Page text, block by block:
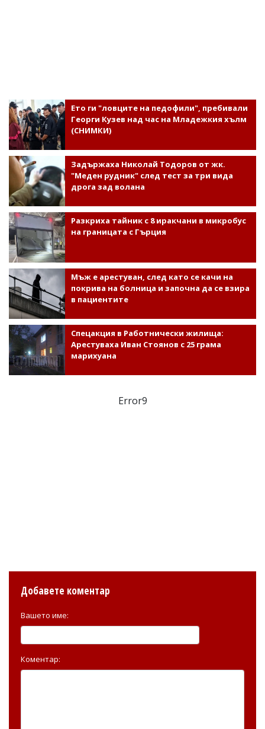
Ето ги "ловците на педофили", пребивали
Георги Кузев над час на Младежкия хълм
(СНИМКИ)
Задържаха Николай Тодоров от жк.
"Меден рудник" след тест за три вида
дрога зад волана
Разкриха тайник с 8 иракчани в микробус
на границата с Гърция
Мъж е арестуван, след като се качи на
покрива на болница и започна да се взира
в пациентите
Спецакция в Работнически жилища:
Арестуваха Иван Стоянов с 25 грама
марихуана
Error9
Добавете коментар
Вашето име:
Коментар: